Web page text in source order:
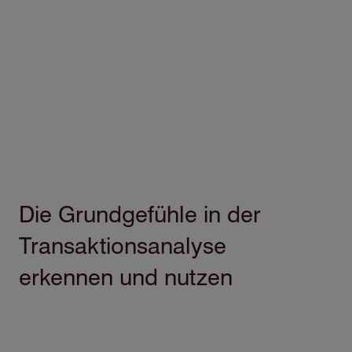
Die Grundgefühle in der
Transaktionsanalyse
erkennen und nutzen